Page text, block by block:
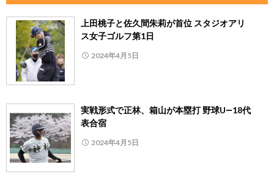
上田桃子と佐久間朱莉が首位 スタジオアリ
ス女子ゴルフ第1日
2024年4月5日
実戦形式で正林、箱山が本塁打 野球U―18代
表合宿
2024年4月5日